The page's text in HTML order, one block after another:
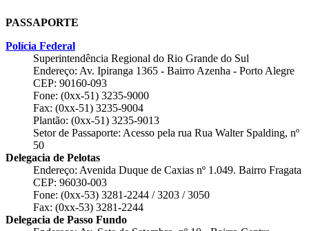
PASSAPORTE
Polícia Federal
Superintendência Regional do Rio Grande do Sul
Endereço: Av. Ipiranga 1365 - Bairro Azenha - Porto Alegre
CEP: 90160-093
Fone: (0xx-51) 3235-9000
Fax: (0xx-51) 3235-9004
Plantão: (0xx-51) 3235-9013
Setor de Passaporte: Acesso pela rua Rua Walter Spalding, nº
50
Delegacia de Pelotas
Endereço: Avenida Duque de Caxias nº 1.049. Bairro Fragata
CEP: 96030-003
Fone: (0xx-53) 3281-2244 / 3203 / 3050
Fax: (0xx-53) 3281-2244
Delegacia de Passo Fundo